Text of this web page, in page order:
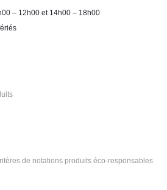
– 12h00 et 14h00 – 18h00
de notations produits éco-responsables